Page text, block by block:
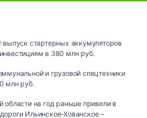
выпуск стартерных аккумуляторов
в 380 млн руб.
и грузовой спецтехники
млн руб.
области на год раньше привели в
Ильинское-Хованское –